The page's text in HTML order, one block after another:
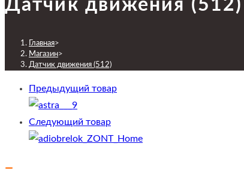
Датчик движения (512)
Главная>
Магазин>
Датчик движения (512)
Предыдущий товар
Следующий товар